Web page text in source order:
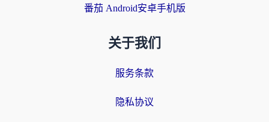
番茄 Android安卓手机版
关于我们
服务条款
隐私协议